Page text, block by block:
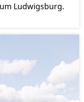
Ludwigsburg.